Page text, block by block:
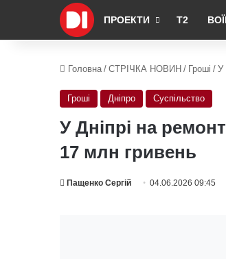
ПРОЕКТИ Т2
Головна / СТРІЧКА НОВИН / Гроші / У
Гроші Дніпро Суспільство
У Дніпрі на
17 млн гривень
Пащенко Сергій 04.06.2026 09:45